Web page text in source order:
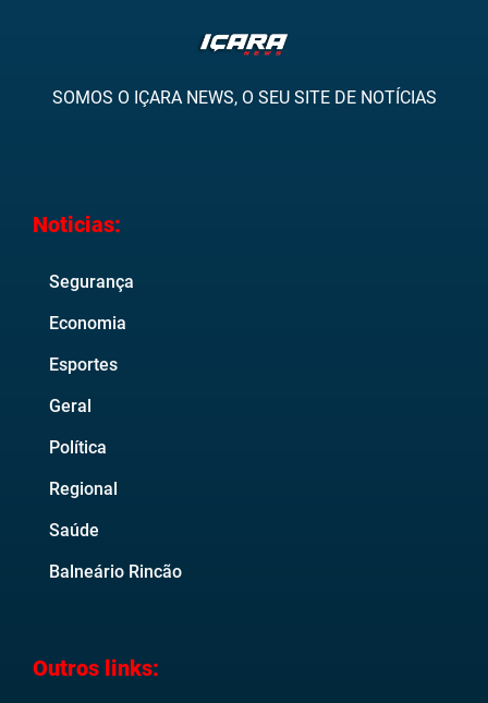
SOMOS O IÇARA NEWS, O SEU SITE DE NOTÍCIAS
Noticias:
Segurança
Economia
Esportes
Geral
Política
Regional
Saúde
Balneário Rincão
Outros links: